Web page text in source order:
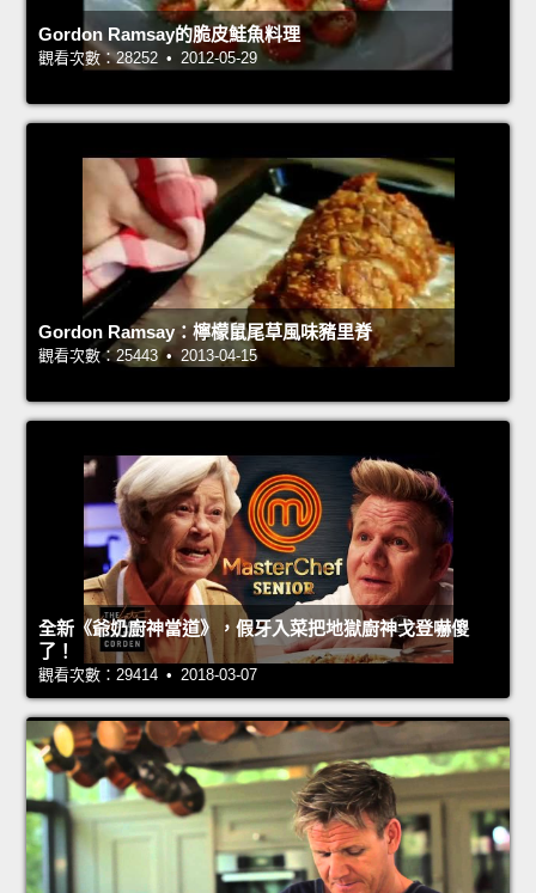
Gordon Ramsay的脆皮鮭魚料理
觀看次數：28252 • 2012-05-29
Gordon Ramsay：檸檬鼠尾草風味豬里脊
觀看次數：25443 • 2013-04-15
全新《爺奶廚神當道》，假牙入菜把地獄廚神戈登嚇傻
了！
觀看次數：29414 • 2018-03-07